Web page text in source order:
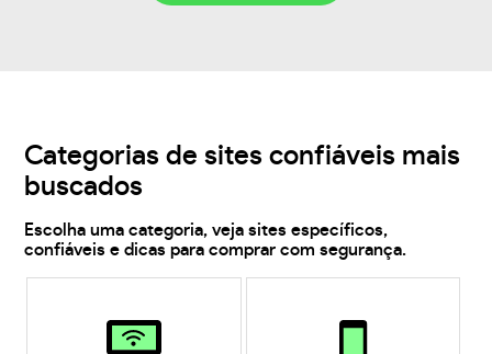
Categorias de sites confiáveis mais
buscados
Escolha uma categoria, veja sites específicos,
confiáveis e dicas para comprar com segurança.